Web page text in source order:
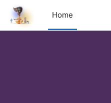
Skip to main content
Home